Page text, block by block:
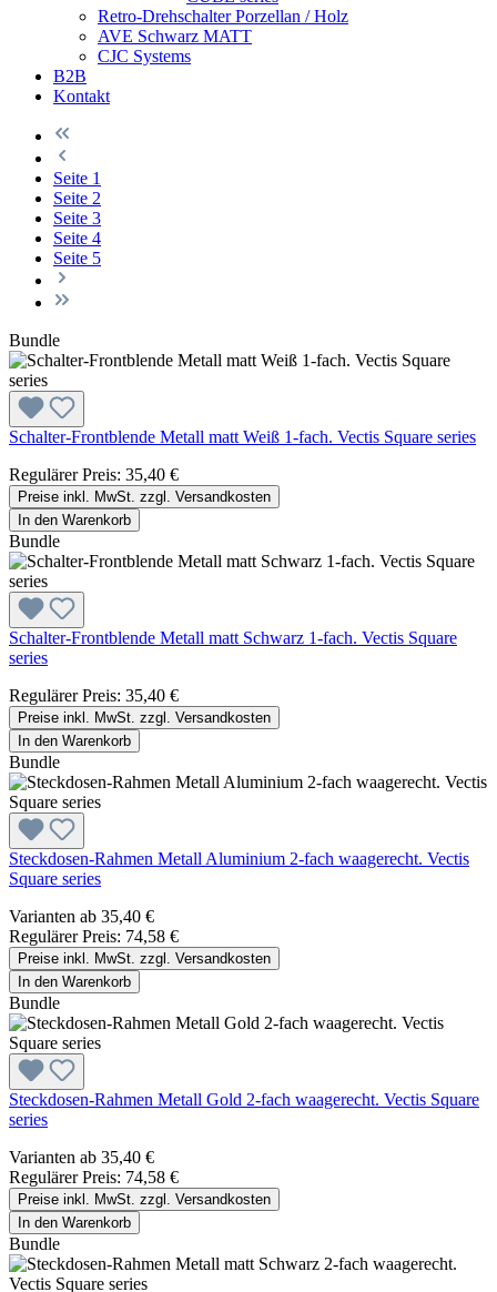
Retro-Drehschalter Porzellan / Holz
AVE Schwarz MATT
CJC Systems
B2B
Kontakt
Seite 1
Seite 2
Seite 3
Seite 4
Seite 5
Bundle
Schalter-Frontblende Metall matt Weiß 1-fach. Vectis Square series
Regulärer Preis: 35,40 €
Preise inkl. MwSt. zzgl. Versandkosten
In den Warenkorb
Bundle
Schalter-Frontblende Metall matt Schwarz 1-fach. Vectis Square
series
Regulärer Preis: 35,40 €
Preise inkl. MwSt. zzgl. Versandkosten
In den Warenkorb
Bundle
Steckdosen-Rahmen Metall Aluminium 2-fach waagerecht. Vectis
Square series
Varianten ab 35,40 €
Regulärer Preis: 74,58 €
Preise inkl. MwSt. zzgl. Versandkosten
In den Warenkorb
Bundle
Steckdosen-Rahmen Metall Gold 2-fach waagerecht. Vectis Square
series
Varianten ab 35,40 €
Regulärer Preis: 74,58 €
Preise inkl. MwSt. zzgl. Versandkosten
In den Warenkorb
Bundle